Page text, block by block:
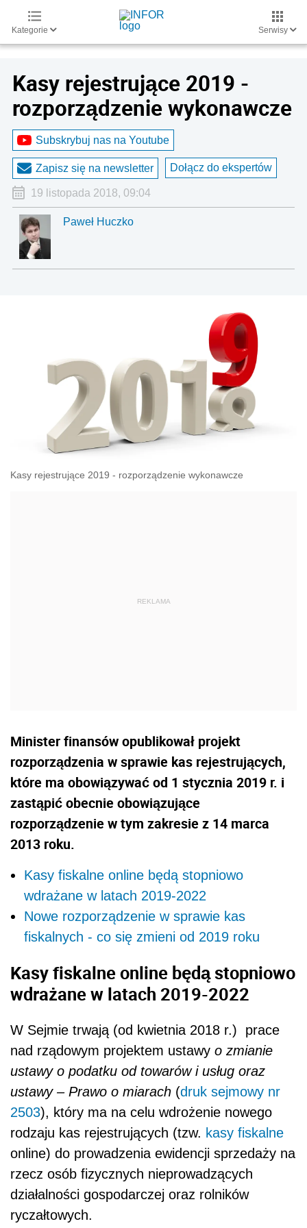
Kategorie Serwisy
Kasy rejestrujące 2019 -
rozporządzenie wykonawcze
Subskrybuj nas na Youtube
Zapisz się na newsletter Dołącz do ekspertów
19 listopada 2018, 09:04
Paweł Huczko
Kasy rejestrujące 2019 - rozporządzenie wykonawcze
Minister finansów opublikował projekt
rozporządzenia w sprawie kas rejestrujących,
które ma obowiązywać od 1 stycznia 2019 r. i
zastąpić obecnie obowiązujące
rozporządzenie w tym zakresie z 14 marca
2013 roku.
Kasy fiskalne online będą stopniowo
wdrażane w latach 2019-2022
Nowe rozporządzenie w sprawie kas
fiskalnych - co się zmieni od 2019 roku
Kasy fiskalne online będą stopniowo
wdrażane w latach 2019-2022
W Sejmie trwają (od kwietnia 2018 r.) prace
nad rządowym projektem ustawy o zmianie
ustawy o podatku od towarów i usług oraz
ustawy – Prawo o miarach (druk sejmowy nr
2503), który ma na celu wdrożenie nowego
rodzaju kas rejestrujących (tzw. kasy fiskalne
online) do prowadzenia ewidencji sprzedaży na
rzecz osób fizycznych nieprowadzących
działalności gospodarczej oraz rolników
ryczałtowych.